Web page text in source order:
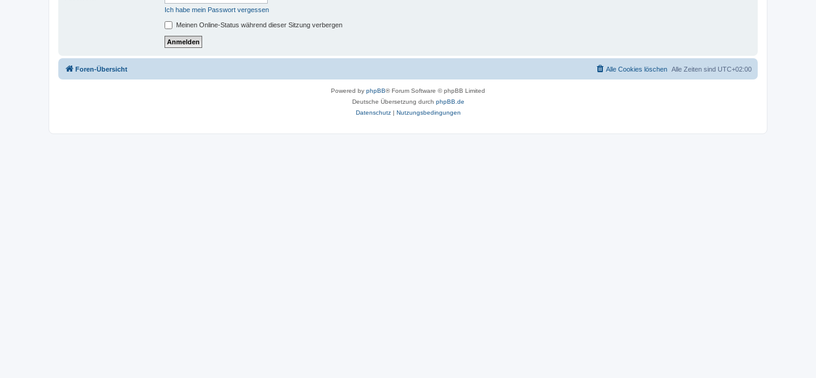
Ich habe mein Passwort vergessen
Meinen Online-Status während dieser Sitzung verbergen
Foren-Übersicht Alle Zeiten sind UTC+02:00
Alle Cookies löschen
Powered by phpBB® Forum Software © phpBB Limited
Deutsche Übersetzung durch phpBB.de
Datenschutz| Nutzungsbedingungen